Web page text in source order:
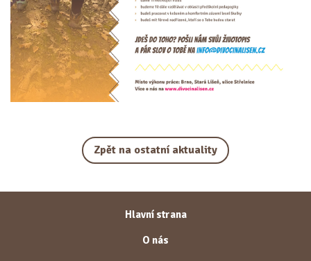
Zpět na ostatní aktuality
Hlavní strana
O nás